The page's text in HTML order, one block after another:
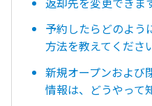
予約したらどのよう
方法を教えてくださ
新規オープンおよび
情報は、どうやって